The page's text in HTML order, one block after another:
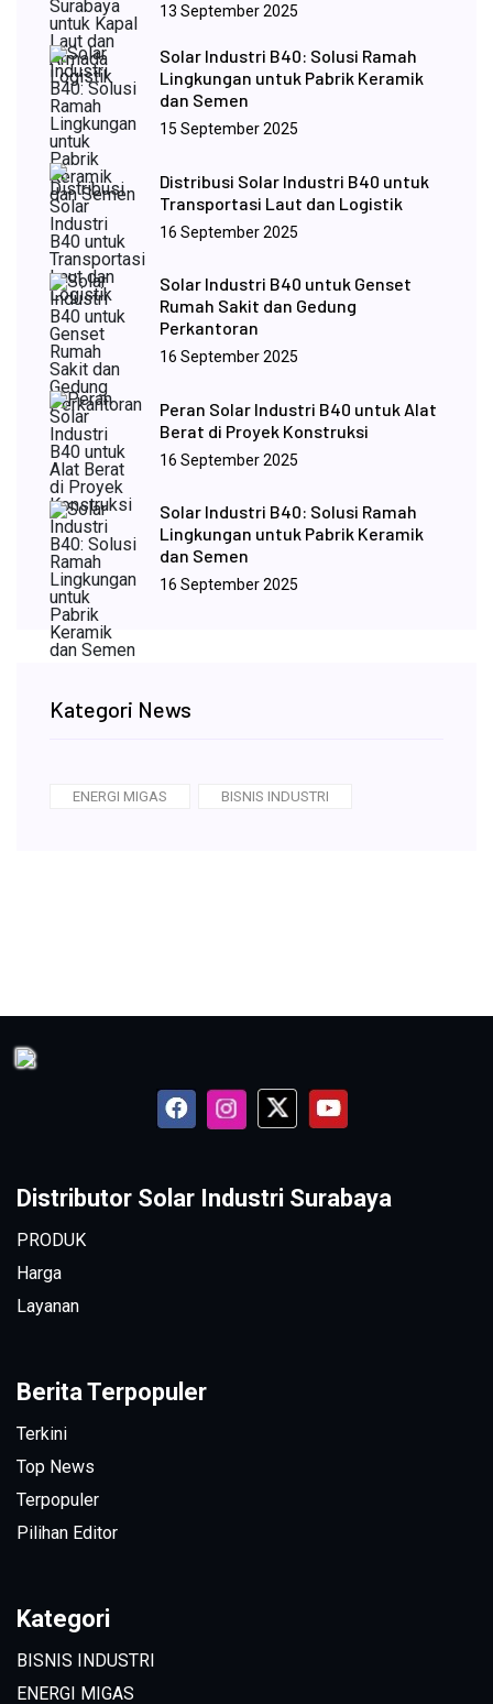
13 September 2025
Solar Industri B40: Solusi Ramah
Lingkungan untuk Pabrik Keramik
dan Semen
15 September 2025
Distribusi Solar Industri B40 untuk
Transportasi Laut dan Logistik
16 September 2025
Solar Industri B40 untuk Genset
Rumah Sakit dan Gedung
Perkantoran
16 September 2025
Peran Solar Industri B40 untuk Alat
Berat di Proyek Konstruksi
16 September 2025
Solar Industri B40: Solusi Ramah
Lingkungan untuk Pabrik Keramik
dan Semen
16 September 2025
Kategori News
ENERGI MIGAS BISNIS INDUSTRI
Distributor Solar Industri Surabaya
PRODUK
Harga
Layanan
Berita Terpopuler
Terkini
Top News
Terpopuler
Pilihan Editor
Kategori
BISNIS INDUSTRI
ENERGI MIGAS